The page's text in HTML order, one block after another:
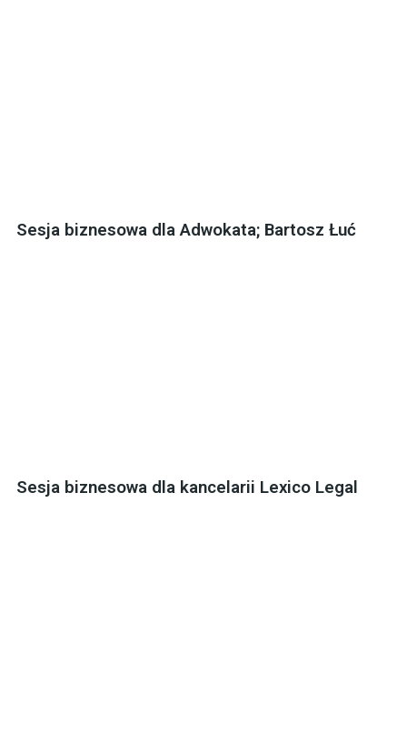
Sesja biznesowa dla Adwokata; Bartosz Łuć
Sesja biznesowa dla kancelarii Lexico Legal